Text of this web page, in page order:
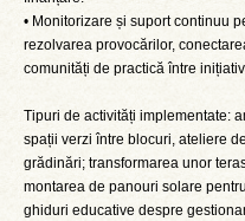
• Monitorizare și suport continuu
rezolvarea provocărilor,
comunități de practică între
Tipuri de activități implementate:
spații verzi între blocuri, ateliere
grădinări; transformarea unor
montarea de panouri solare
ghiduri educative despre